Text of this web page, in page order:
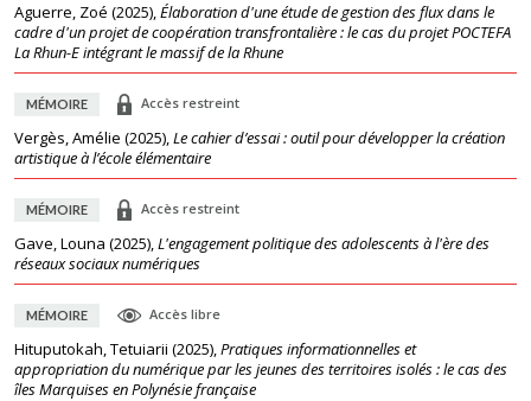
Aguerre, Zoé (2025),Élaboration d'une étude de gestion des flux dans le
cadre d'un projet de coopération transfrontalière : le cas du projet POCTEFA
La Rhun-E intégrant le massif de la Rhune
MÉMOIRE Accès restreint
Vergès, Amélie (2025),Le cahier d’essai : outil pour développer la création
artistique à l’école élémentaire
MÉMOIRE Accès restreint
Gave, Louna (2025),L'engagement politique des adolescents à l'ère des
réseaux sociaux numériques
MÉMOIRE Accès libre
Hituputokah, Tetuiarii (2025),Pratiques informationnelles et
appropriation du numérique par les jeunes des territoires isolés : le cas des
îles Marquises en Polynésie française